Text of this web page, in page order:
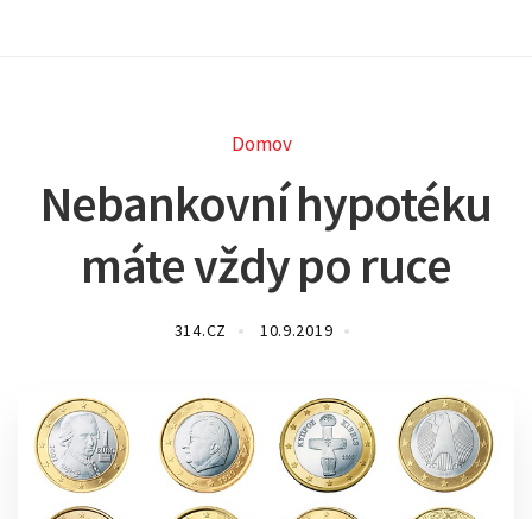
Domov
Nebankovní hypotéku
máte vždy po ruce
314.CZ 10.9.2019